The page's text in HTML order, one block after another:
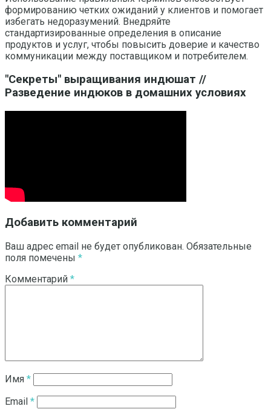
формированию четких ожиданий у клиентов и помогает
избегать недоразумений. Внедряйте
стандартизированные определения в описание
продуктов и услуг, чтобы повысить доверие и качество
коммуникации между поставщиком и потребителем.
"Секреты" выращивания индюшат //
Разведение индюков в домашних условиях
Добавить комментарий
Ваш адрес email не будет опубликован. Обязательные
поля помечены *
Комментарий *
Имя *
Email *